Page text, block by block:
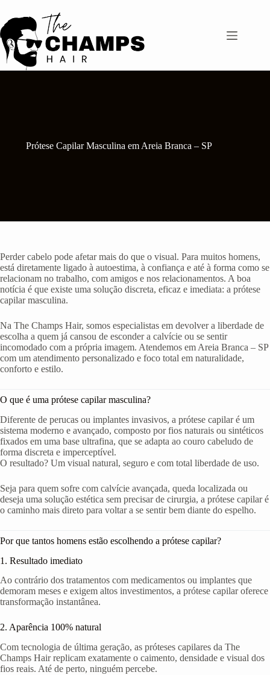
para
o
conteúdo
Prótese Capilar Masculina em Areia Branca – SP
Perder cabelo pode afetar mais do que o visual. Para muitos homens,
está diretamente ligado à autoestima, à confiança e até à forma como se
relacionam no trabalho, com amigos e nos relacionamentos. A boa
notícia é que existe uma solução discreta, eficaz e imediata: a prótese
capilar masculina.
Na The Champs Hair, somos especialistas em devolver a liberdade de
escolha a quem já cansou de esconder a calvície ou se sentir
incomodado com a própria imagem. Atendemos em Areia Branca – SP
com um atendimento personalizado e foco total em naturalidade,
conforto e estilo.
O que é uma prótese capilar masculina?
Diferente de perucas ou implantes invasivos, a prótese capilar é um
sistema moderno e avançado, composto por fios naturais ou sintéticos
fixados em uma base ultrafina, que se adapta ao couro cabeludo de
forma discreta e imperceptível.
O resultado? Um visual natural, seguro e com total liberdade de uso.
Seja para quem sofre com calvície avançada, queda localizada ou
deseja uma solução estética sem precisar de cirurgia, a prótese capilar é
o caminho mais direto para voltar a se sentir bem diante do espelho.
Por que tantos homens estão escolhendo a prótese capilar?
1. Resultado imediato
Ao contrário dos tratamentos com medicamentos ou implantes que
demoram meses e exigem altos investimentos, a prótese capilar oferece
transformação instantânea.
2. Aparência 100% natural
Com tecnologia de última geração, as próteses capilares da The
Champs Hair replicam exatamente o caimento, densidade e visual dos
fios reais. Até de perto, ninguém percebe.